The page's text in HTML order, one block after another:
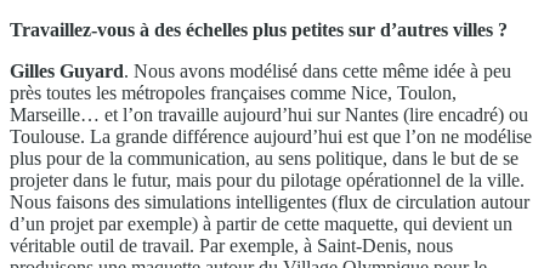
Travaillez-vous à des échelles plus petites sur d’autres villes ?
Gilles Guyard. Nous avons modélisé dans cette même idée à peu
près toutes les métropoles françaises comme Nice, Toulon,
Marseille… et l’on travaille aujourd’hui sur Nantes (lire encadré) ou
Toulouse. La grande différence aujourd’hui est que l’on ne modélise
plus pour de la communication, au sens politique, dans le but de se
projeter dans le futur, mais pour du pilotage opérationnel de la ville.
Nous faisons des simulations intelligentes (flux de circulation autour
d’un projet par exemple) à partir de cette maquette, qui devient un
véritable outil de travail. Par exemple, à Saint-Denis, nous